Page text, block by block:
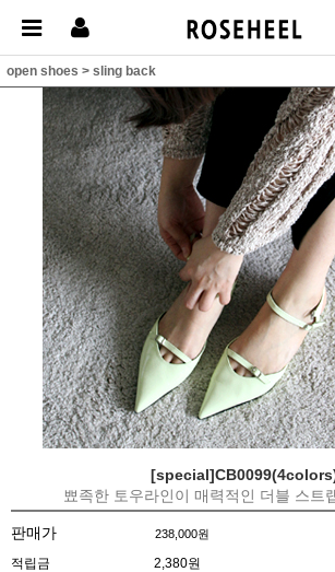
open shoes > sling back
뾰족한 토우라인이 매력적인 더블 스트
판매가 238,000원
적립금 2,380원